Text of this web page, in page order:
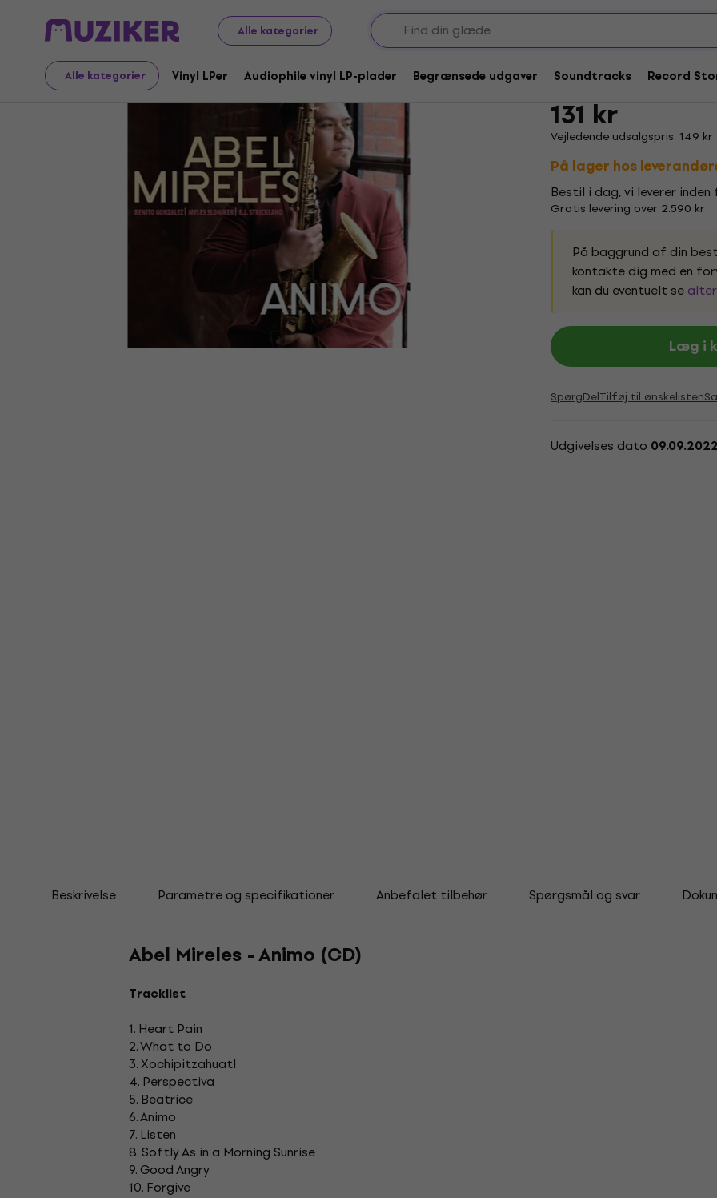
Alle kategorier
Alle kategorier Vinyl LPer Audiophile vinyl LP-plader Begrænsede udgaver Soundtracks Record
LP-plader og CD'er Musik-cd'er
Abel Mireles - Animo
Mærke:Abel Mireles
131 kr
Vejledende udsalgspris: 149 kr
På lager hos
Bestil i dag, vi leverer
Gratis levering over 2.590 kr
På baggrund af din
kontakte dig med en
kan du eventuelt se
Læg i
SpørgDelTilføj til ønskelisten
Udgivelses dato 09.09.2022
Beskrivelse Parametre og specifikationer Anbefalet tilbehør Spørgsmål og svar
Abel Mireles - Animo (CD)
Tracklist
1. Heart Pain
2. What to Do
3. Xochipitzahuatl
4. Perspectiva
5. Beatrice
6. Animo
7. Listen
8. Softly As in a Morning Sunrise
9. Good Angry
10. Forgive